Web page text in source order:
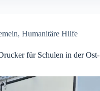
, Humanitäre Hilfe
für Schulen in der Ost-